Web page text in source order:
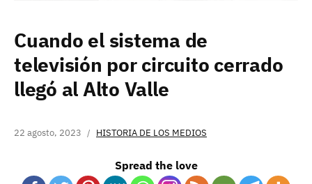
Cuando el sistema de
televisión por circuito cerrado
llegó al Alto Valle
22 agosto, 2023 HISTORIA DE LOS MEDIOS
Spread the love